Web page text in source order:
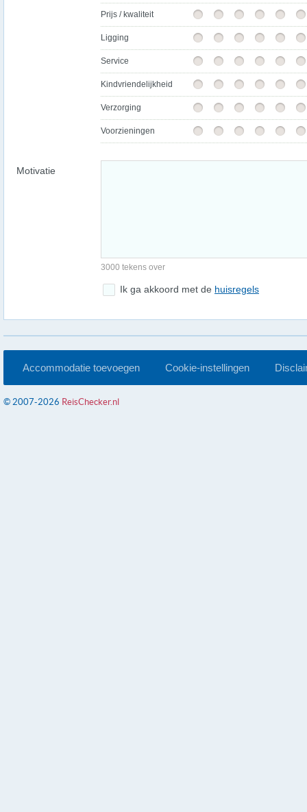
Prijs / kwaliteit
Ligging
Service
Kindvriendelijkheid
Verzorging
Voorzieningen
Motivatie
3000 tekens over
Ik ga akkoord met de huisregels
Accommodatie toevoegen Cookie-instellingen
© 2007-2026 ReisChecker.nl